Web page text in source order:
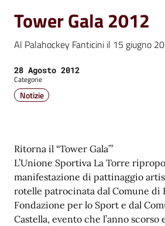
Tower Gala 2012
Al Palahockey Fanticini il 15 giugno
Data:
28 Agosto 2012
Categorie
Notizie
Ritorna il “Tower Gala’”
L’Unione Sportiva La Torre
manifestazione di pattinaggio
rotelle patrocinata dal Comune di
Fondazione per lo Sport e dal
Castella, evento che l’anno scorso